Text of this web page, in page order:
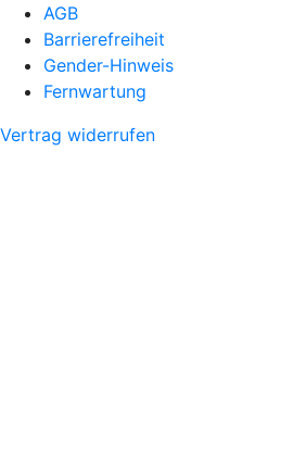
AGB
Barrierefreiheit
Gender-Hinweis
Fernwartung
Vertrag widerrufen